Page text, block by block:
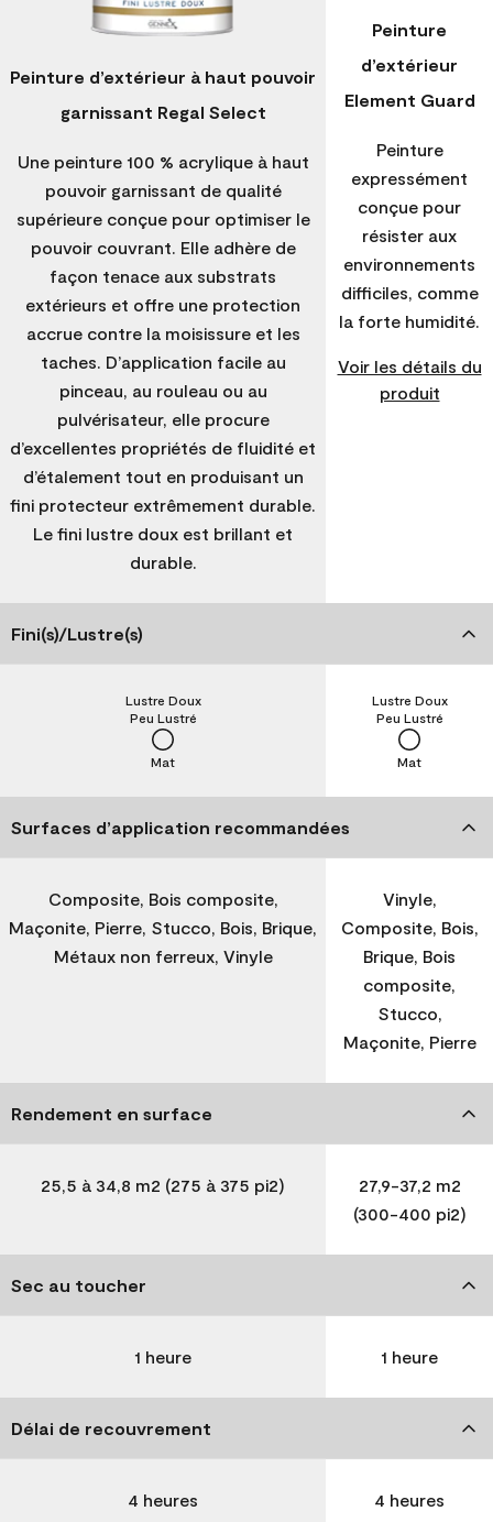
Peinture d’extérieur à haut pouvoir
garnissant Regal Select
Une peinture 100 % acrylique à haut
pouvoir garnissant de qualité
supérieure conçue pour optimiser le
pouvoir couvrant. Elle adhère de
façon tenace aux substrats
extérieurs et offre une protection
accrue contre la moisissure et les
taches. D’application facile au
pinceau, au rouleau ou au
pulvérisateur, elle procure
d’excellentes propriétés de fluidité et
d’étalement tout en produisant un
fini protecteur extrêmement durable.
Le fini lustre doux est brillant et
durable.
Peinture
d’extérieur
Element Guard
Peinture
expressément
conçue pour
résister aux
environnements
difficiles, comme
la forte humidité.
Voir les détails du
produit
Fini(s)/Lustre(s)
Mat
Peu Lustré
Lustre Doux
Mat
Peu Lustré
Lustre Doux
Surfaces d’application recommandées
Composite, Bois composite,
Maçonite, Pierre, Stucco, Bois, Brique,
Métaux non ferreux, Vinyle
Vinyle,
Composite, Bois,
Brique, Bois
composite,
Stucco,
Maçonite, Pierre
Rendement en surface
25,5 à 34,8 m2 (275 à 375 pi2)
27,9-37,2 m2
(300-400 pi2)
Sec au toucher
1 heure 1 heure
Délai de recouvrement
4 heures 4 heures